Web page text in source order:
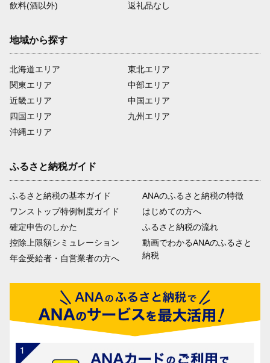
飲料(酒以外)
返礼品なし
地域から探す
北海道エリア
関東エリア
近畿エリア
四国エリア
沖縄エリア
東北エリア
中部エリア
中国エリア
九州エリア
ふるさと納税ガイド
ふるさと納税の基本ガイド
ワンストップ特例制度ガイド
確定申告のしかた
控除上限額シミュレーション
年金受給者・自営業者の方へ
ANAのふるさと納税の特徴
はじめての方へ
ふるさと納税の流れ
動画でわかるANAのふるさと
納税